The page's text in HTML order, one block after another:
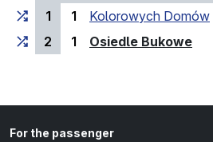
1
1
Kolorowych Domów
2
1 Osiedle Bukowe
For the passenger